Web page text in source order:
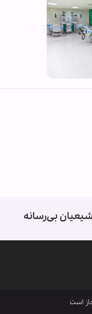
بی‌رسانه
است